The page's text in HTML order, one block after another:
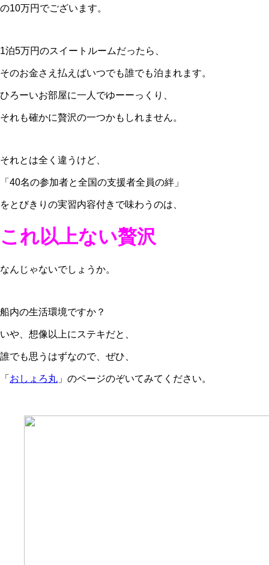
の10万円でございます。
1泊5万円のスイートルームだったら、
そのお金さえ払えばいつでも誰でも泊まれます。
ひろーいお部屋に一人でゆーーっくり、
それも確かに贅沢の一つかもしれません。
それとは全く違うけど、
「40名の参加者と全国の支援者全員の絆」
をとびきりの実習内容付きで味わうのは、
これ以上ない贅沢
なんじゃないでしょうか。
船内の生活環境ですか？
いや、想像以上にステキだと、
誰でも思うはずなので、ぜひ、
「 おしょろ丸 」のページのぞいてみてください。